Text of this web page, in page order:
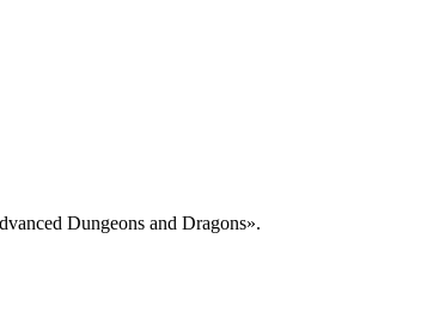
Dungeons and Dragons».